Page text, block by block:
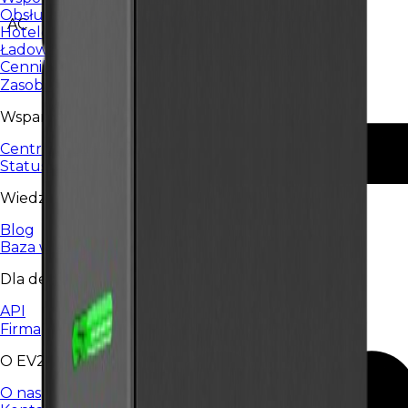
Obsługa ładowania dla wspólnot i spółdzielni.
Hotele i restauracje
Ładowanie EV dla hoteli, restauracji i HoReCa.
Cennik
Zasoby
Wsparcie
Centrum wsparcia
Status usługi
Wiedza
Blog
Baza wiedzy
Dla deweloperów
API
Firma
O EV24
O nas
AC